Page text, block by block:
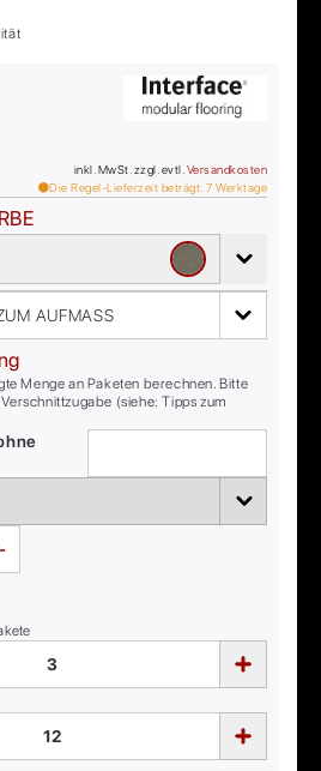
inkl. MwSt. zzgl. evtl. Versandkosten
Die Regel-Lieferzeit beträgt: 7 Werktage
AUFMASS
Menge an Paketen berechnen. Bitte
(siehe: Tipps zum
-